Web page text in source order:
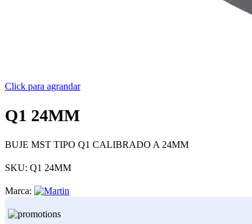
Click para agrandar
Q1 24MM
BUJE MST TIPO Q1 CALIBRADO A 24MM
SKU: Q1 24MM
Marca: